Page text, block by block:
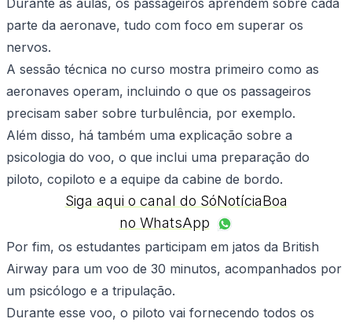
Durante as aulas, os passageiros aprendem sobre cada
parte da aeronave, tudo com foco em superar os
nervos.
A sessão técnica no curso mostra primeiro como as
aeronaves operam, incluindo o que os passageiros
precisam saber sobre turbulência, por exemplo.
Além disso, há também uma explicação sobre a
psicologia do voo, o que inclui uma preparação do
piloto, copiloto e a equipe da cabine de bordo.
Siga aqui o canal do SóNotíciaBoa
no WhatsApp
Por fim, os estudantes participam em jatos da British
Airway para um voo de 30 minutos, acompanhados por
um psicólogo e a tripulação.
Durante esse voo, o piloto vai fornecendo todos os